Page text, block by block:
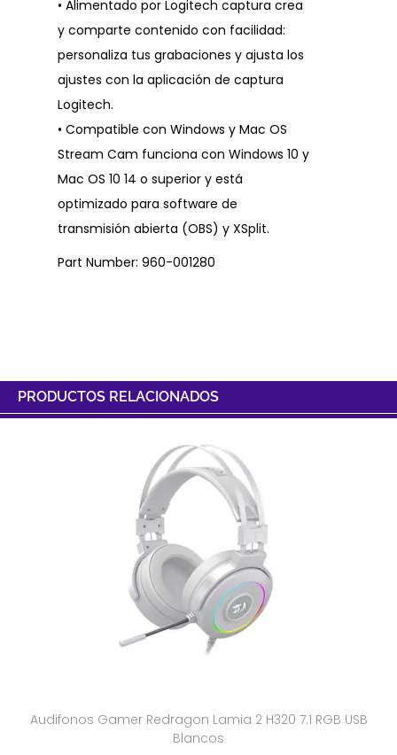
• Alimentado por Logitech captura crea
y comparte contenido con facilidad:
personaliza tus grabaciones y ajusta los
ajustes con la aplicación de captura
Logitech.
• Compatible con Windows y Mac OS
Stream Cam funciona con Windows 10 y
Mac OS 10 14 o superior y está
optimizado para software de
transmisión abierta (OBS) y XSplit.
Part Number: 960-001280
PRODUCTOS RELACIONADOS
Audifonos Gamer Redragon Lamia 2 H320 7.1 RGB USB
Blancos